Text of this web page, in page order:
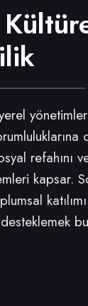
refahını
kapsar.
bu